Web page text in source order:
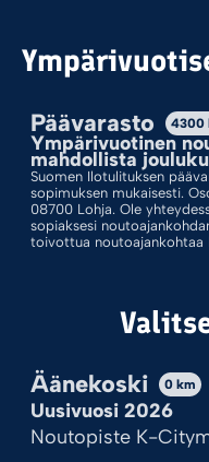
2,50 €
Lisää ostoskoriin
Päävarasto 4300
Ympärivuotinen
mahdollista
Suomen Ilotulituksen
sopimuksen mukaisesti.
08700 Lohja. Ole
sopiaksesi
toivottua noutoajankohtaa
Äänekoski 0 km
Uusivuosi 2026
Noutopiste K-